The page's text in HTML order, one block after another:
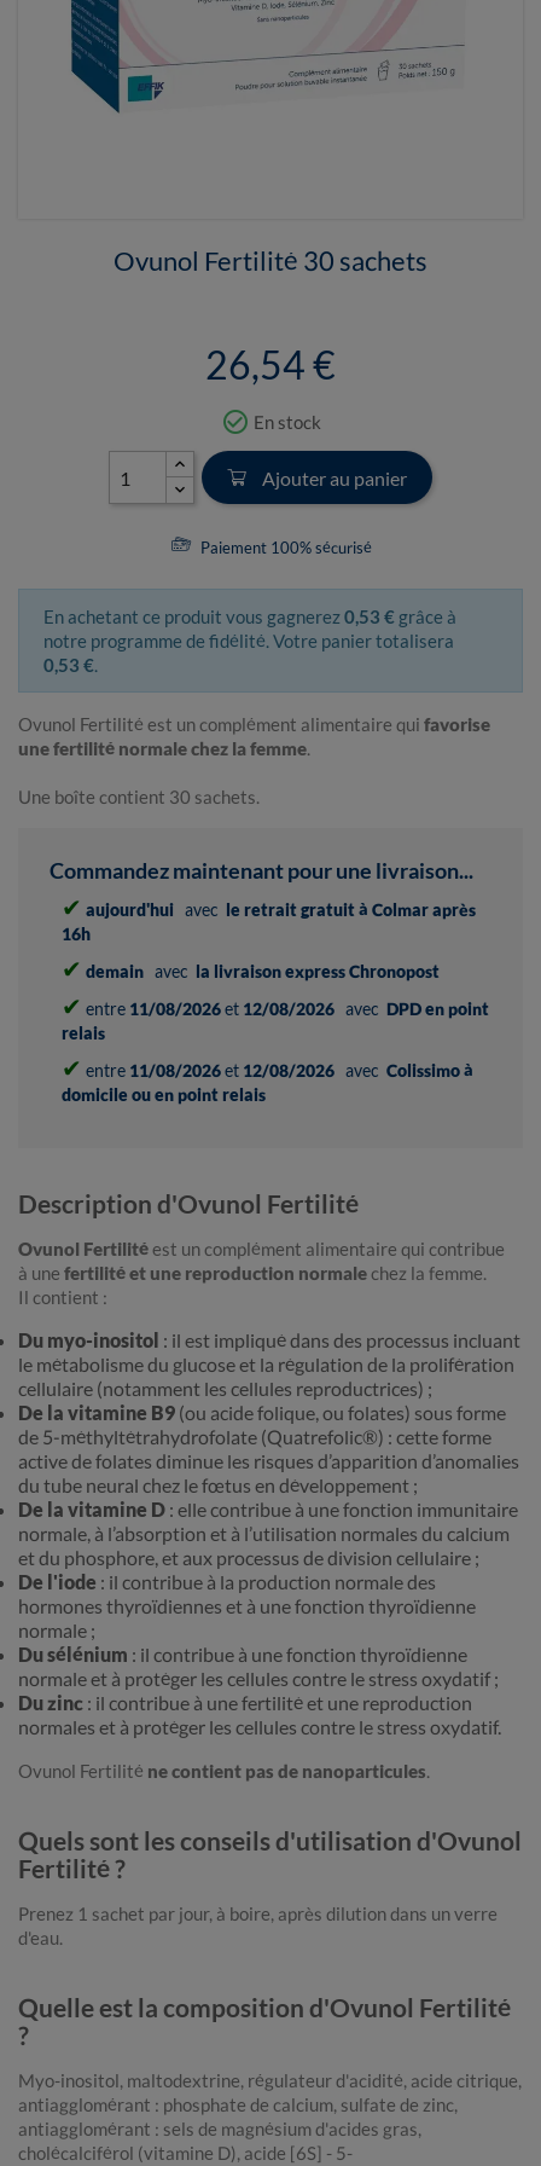
Ovunol Fertilité 30 sachets
26,54 €
check_circle_outline En stock
Ajouter au panier
Paiement 100% sécurisé
En achetant ce produit vous gagnerez0,53 € grâce à
notre programme de fidélité. Votre panier totalisera
0,53 €.
Ovunol Fertilité est un complément alimentaire qui favorise
une fertilité normale chez la femme.
Une boîte contient 30 sachets.
Commandez maintenant pour une livraison...
✔ aujourd'hui avec le retrait gratuit à Colmar après
16h
✔ demain avec la livraison express Chronopost
✔ entre 11/08/2026et 12/08/2026 avec DPD en point
relais
✔ entre 11/08/2026et 12/08/2026 avec Colissimo à
domicile ou en point relais
Description d'Ovunol Fertilité
Ovunol Fertilitéest un complément alimentaire qui contribue
à une fertilité et une reproduction normalechez la femme.
Il contient :
Du myo-inositol : il est impliqué dans des processus incluant
le métabolisme du glucose et la régulation de la prolifération
cellulaire (notamment les cellules reproductrices) ;
De la vitamine B9 (ou acide folique, ou folates) sous forme
de 5-méthyltétrahydrofolate (Quatrefolic®) : cette forme
active de folates diminue les risques d’apparition d’anomalies
du tube neural chez le fœtus en développement ;
De la vitamine D : elle contribue à une fonction immunitaire
normale, à l’absorption et à l’utilisation normales du calcium
et du phosphore, et aux processus de division cellulaire ;
De l'iode : il contribue à la production normale des
hormones thyroïdiennes et à une fonction thyroïdienne
normale ;
Du sélénium : il contribue à une fonction thyroïdienne
normale et à protéger les cellules contre le stress oxydatif ;
Du zinc : il contribue à une fertilité et une reproduction
normales et à protéger les cellules contre le stress oxydatif.
Ovunol Fertilité ne contient pas de nanoparticules.
Quels sont les conseils d'utilisation d'Ovunol
Fertilité ?
Prenez 1 sachet par jour, à boire, après dilution dans un verre
d'eau.
Quelle est la composition d'Ovunol Fertilité
?
Myo-inositol, maltodextrine, régulateur d'acidité, acide citrique,
antiagglomérant : phosphate de calcium, sulfate de zinc,
antiagglomérant : sels de magnésium d'acides gras,
cholécalciférol (vitamine D), acide [6S] - 5-